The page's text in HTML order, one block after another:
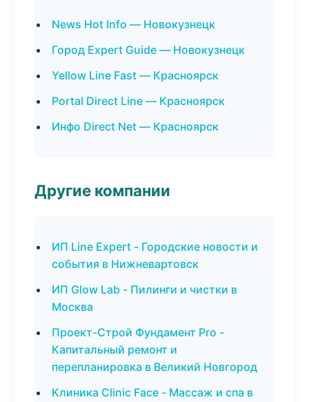
News Hot Info — Новокузнецк
Город Expert Guide — Новокузнецк
Yellow Line Fast — Красноярск
Portal Direct Line — Красноярск
Инфо Direct Net — Красноярск
Другие компании
ИП Line Expert - Городские новости и
события в Нижневартовск
ИП Glow Lab - Пилинги и чистки в
Москва
Проект-Строй Фундамент Pro -
Капитальный ремонт и
перепланировка в Великий Новгород
Клиника Clinic Face - Массаж и спа в